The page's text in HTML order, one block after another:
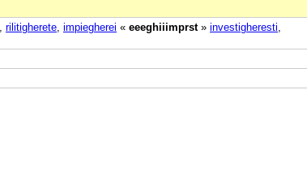
rilitigherete impiegherei « eeeghiiimprst» investigheresti